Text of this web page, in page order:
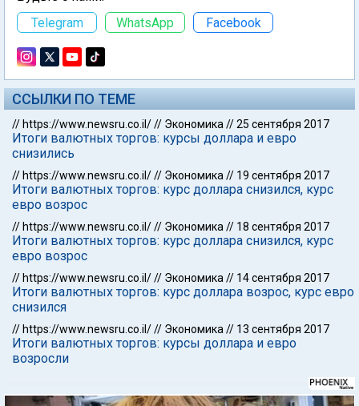
Telegram
WhatsApp Facebook
ССЫЛКИ ПО ТЕМЕ
// https://www.newsru.co.il/// Экономика //25 сентября 2017
Итоги валютных торгов: курсы доллара и евро
снизились
// https://www.newsru.co.il/// Экономика // 19 сентября 2017
Итоги валютных торгов: курс доллара снизился, курс
евро возрос
// https://www.newsru.co.il/// Экономика // 18 сентября 2017
Итоги валютных торгов: курс доллара снизился, курс
евро возрос
// https://www.newsru.co.il/// Экономика // 14 сентября 2017
Итоги валютных торгов: курс доллара возрос, курс евро
снизился
// https://www.newsru.co.il/// Экономика // 13 сентября 2017
Итоги валютных торгов: курсы доллара и евро
возросли